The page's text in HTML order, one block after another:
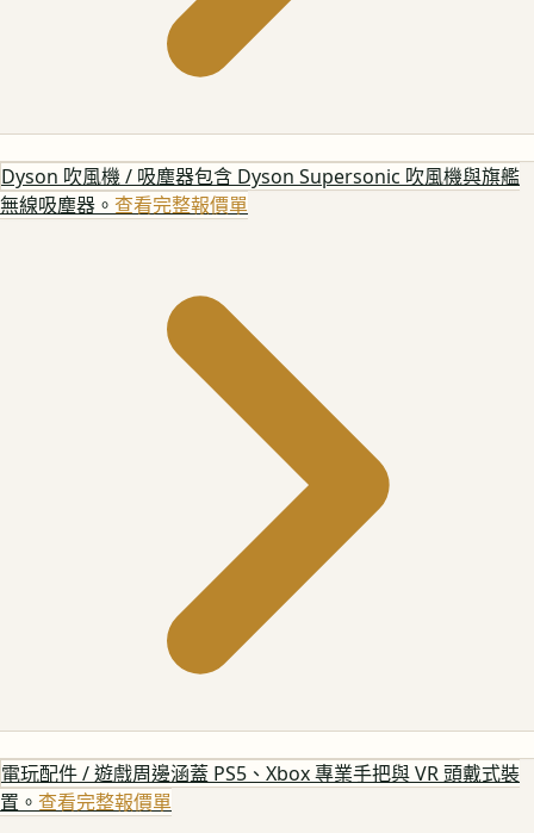
Dyson 吹風機 / 吸塵器包含 Dyson Supersonic 吹風機與旗艦
無線吸塵器。 查看完整報價單
電玩配件 / 遊戲周邊涵蓋 PS5、Xbox 專業手把與 VR 頭戴式裝
置。 查看完整報價單